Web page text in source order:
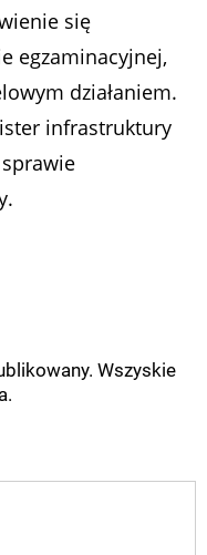
się
egzaminacyjnej,
działaniem.
infrastruktury
sprawie
Wszyskie